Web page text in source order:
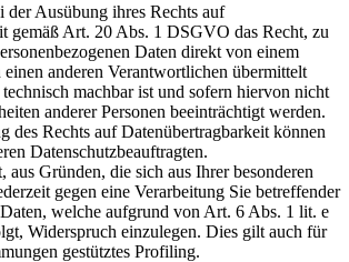
der Ausübung ihres Rechts auf
gemäß Art. 20 Abs. 1 DSGVO das Recht, zu
Daten direkt von einem
anderen Verantwortlichen übermittelt
machbar ist und sofern hiervon nicht
anderer Personen beeinträchtigt werden.
des Rechts auf Datenübertragbarkeit können
Datenschutzbeauftragten.
aus Gründen, die sich aus Ihrer besonderen
gegen eine Verarbeitung Sie betreffender
welche aufgrund von Art. 6 Abs. 1 lit. e
Widerspruch einzulegen. Dies gilt auch für
gestütztes Profiling.